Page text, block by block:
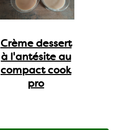
Crème dessert
à l'antésite au
compact cook
pro